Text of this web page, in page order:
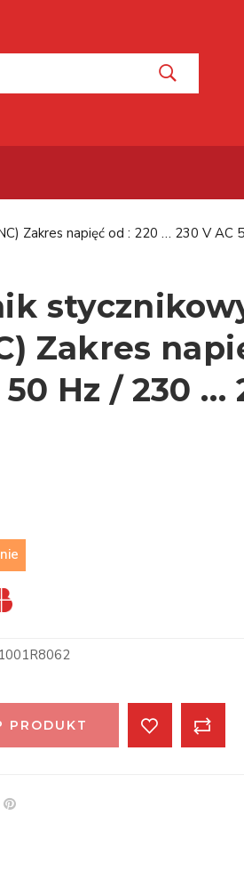
Zakres napięć od : 220 … 230 V
Zakres
50 Hz / 230 …
PRODUKT